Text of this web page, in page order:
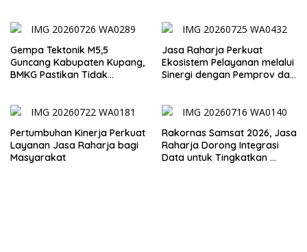
Gempa Tektonik M5,5
Guncang Kabupaten Kupang,
BMKG Pastikan Tidak
Jasa Raharja Perkuat
Ekosistem Pelayanan melalui
Sinergi dengan Pemprov dan
Pertumbuhan Kinerja Perkuat
Layanan Jasa Raharja bagi
Masyarakat
Rakornas Samsat 2026, Jasa
Raharja Dorong Integrasi
Data untuk Tingkatkan